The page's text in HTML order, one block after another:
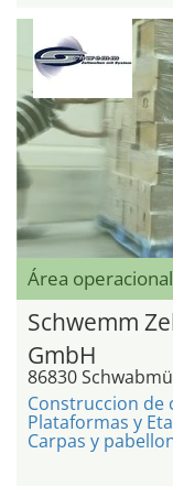
Área
Schwemm
GmbH
86830
Construccion de
Plataformas y
Carpas y